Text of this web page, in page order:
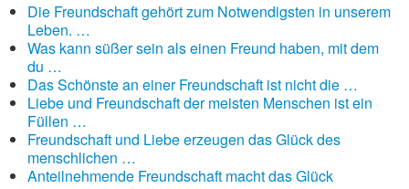
Die Freundschaft gehört zum Notwendigsten in unserem
Leben. …
Was kann süßer sein als einen Freund haben, mit dem
du …
Das Schönste an einer Freundschaft ist nicht die …
Liebe und Freundschaft der meisten Menschen ist ein
Füllen …
Freundschaft und Liebe erzeugen das Glück des
menschlichen …
Anteilnehmende Freundschaft macht das Glück